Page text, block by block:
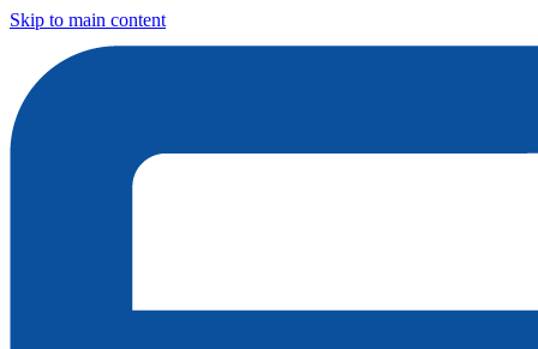
Skip to main content